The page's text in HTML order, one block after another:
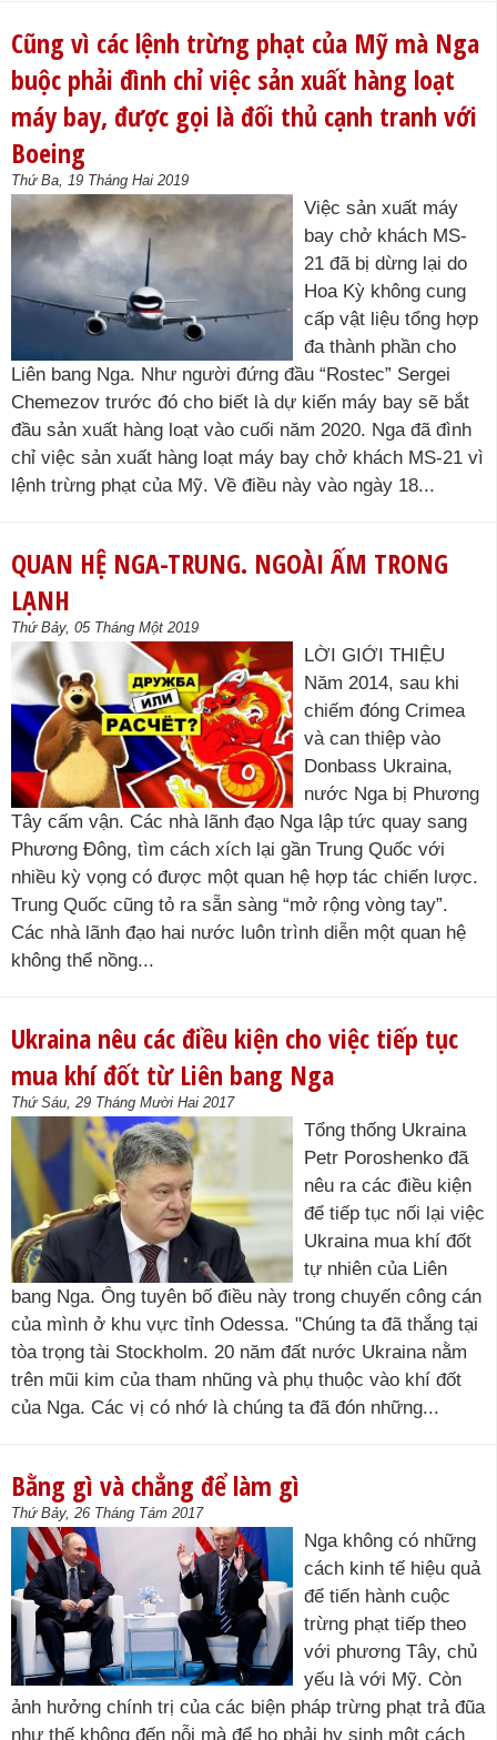
Cũng vì các lệnh trừng phạt của Mỹ mà Nga
buộc phải đình chỉ việc sản xuất hàng loạt
máy bay, được gọi là đối thủ cạnh tranh với
Boeing
Thứ Ba, 19 Tháng Hai 2019
Việc sản xuất máy
bay chở khách MS-
21 đã bị dừng lại do
Hoa Kỳ không cung
cấp vật liệu tổng hợp
đa thành phần cho
Liên bang Nga. Như người đứng đầu “Rostec” Sergei
Chemezov trước đó cho biết là dự kiến máy bay sẽ bắt
đầu sản xuất hàng loạt vào cuối năm 2020. Nga đã đình
chỉ việc sản xuất hàng loạt máy bay chở khách MS-21 vì
lệnh trừng phạt của Mỹ. Về điều này vào ngày 18...
QUAN HỆ NGA-TRUNG. NGOÀI ẤM TRONG
LẠNH
Thứ Bảy, 05 Tháng Một 2019
LỜI GIỚI THIỆU
Năm 2014, sau khi
chiếm đóng Crimea
và can thiệp vào
Donbass Ukraina,
nước Nga bị Phương
Tây cấm vận. Các nhà lãnh đạo Nga lập tức quay sang
Phương Đông, tìm cách xích lại gần Trung Quốc với
nhiều kỳ vọng có được một quan hệ hợp tác chiến lược.
Trung Quốc cũng tỏ ra sẵn sàng “mở rộng vòng tay”.
Các nhà lãnh đạo hai nước luôn trình diễn một quan hệ
không thể nồng...
Ukraina nêu các điều kiện cho việc tiếp tục
mua khí đốt từ Liên bang Nga
Thứ Sáu, 29 Tháng Mười Hai 2017
Tổng thống Ukraina
Petr Poroshenko đã
nêu ra các điều kiện
để tiếp tục nối lại việc
Ukraina mua khí đốt
tự nhiên của Liên
bang Nga. Ông tuyên bố điều này trong chuyến công cán
của mình ở khu vực tỉnh Odessa. "Chúng ta đã thắng tại
tòa trọng tài Stockholm. 20 năm đất nước Ukraina nằm
trên mũi kim của tham nhũng và phụ thuộc vào khí đốt
của Nga. Các vị có nhớ là chúng ta đã đón những...
Bằng gì và chẳng để làm gì
Thứ Bảy, 26 Tháng Tám 2017
Nga không có những
cách kinh tế hiệu quả
để tiến hành cuộc
trừng phạt tiếp theo
với phương Tây, chủ
yếu là với Mỹ. Còn
ảnh hưởng chính trị của các biện pháp trừng phạt trả đũa
như thế không đến nỗi mà để họ phải hy sinh một cách